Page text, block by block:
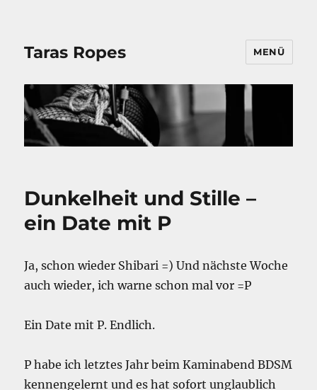
Taras Ropes MENÜ
Dunkelheit und Stille –
ein Date mit P
Ja, schon wieder Shibari =) Und nächste Woche
auch wieder, ich warne schon mal vor =P
Ein Date mit P. Endlich.
P habe ich letztes Jahr beim Kaminabend BDSM
kennengelernt und es hat sofort unglaublich